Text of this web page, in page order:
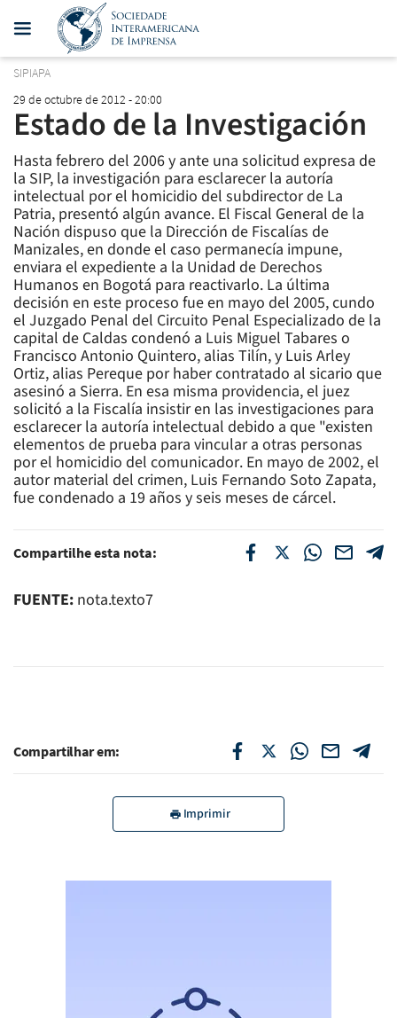
SIPIAPA
29 de octubre de 2012 - 20:00
Estado de la Investigación
Hasta febrero del 2006 y ante una solicitud expresa de
la SIP, la investigación para esclarecer la autoría
intelectual por el homicidio del subdirector de La
Patria, presentó algún avance. El Fiscal General de la
Nación dispuso que la Dirección de Fiscalías de
Manizales, en donde el caso permanecía impune,
enviara el expediente a la Unidad de Derechos
Humanos en Bogotá para reactivarlo. La última
decisión en este proceso fue en mayo del 2005, cundo
el Juzgado Penal del Circuito Penal Especializado de la
capital de Caldas condenó a Luis Miguel Tabares o
Francisco Antonio Quintero, alias Tilín, y Luis Arley
Ortiz, alias Pereque por haber contratado al sicario que
asesinó a Sierra. En esa misma providencia, el juez
solicitó a la Fiscalía insistir en las investigaciones para
esclarecer la autoría intelectual debido a que "existen
elementos de prueba para vincular a otras personas
por el homicidio del comunicador. En mayo de 2002, el
autor material del crimen, Luis Fernando Soto Zapata,
fue condenado a 19 años y seis meses de cárcel.
Compartilhe esta nota:
FUENTE: nota.texto7
Compartilhar em:
Imprimir